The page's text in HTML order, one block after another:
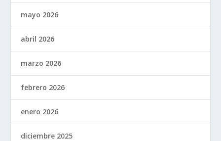
mayo 2026
abril 2026
marzo 2026
febrero 2026
enero 2026
diciembre 2025